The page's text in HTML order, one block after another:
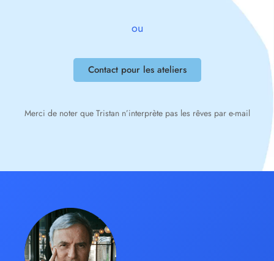
ou
Contact pour les ateliers
Merci de noter que Tristan n’interprète pas les rêves par e-mail